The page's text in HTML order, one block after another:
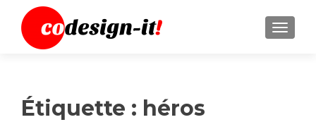
MENU
Étiquette : héros